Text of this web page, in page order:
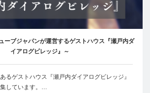
ーブジャパンが運営するゲストハウス『瀬戸内ダ
イアログビレッジ』～
るゲストハウス『瀬戸内ダイアログビレッジ』
しています。…